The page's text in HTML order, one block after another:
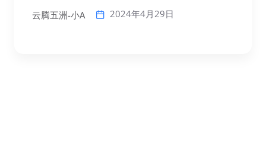
云腾五洲-小A 2024年4月29日